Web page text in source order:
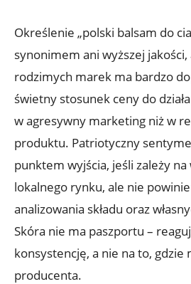
Określenie „polski balsam do
synonimem ani wyższej
rodzimych marek ma bardzo
świetny stosunek ceny do
w agresywny marketing niż w
produktu. Patriotyczny
punktem wyjścia, jeśli zależy
lokalnego rynku, ale nie
analizowania składu oraz
Skóra nie ma paszportu –
konsystencję, a nie na to, gdzie
producenta.